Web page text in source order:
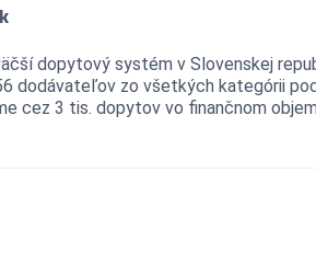
dopytový systém v Slovenskej
dodávateľov zo všetkých kategórii
cez 3 tis. dopytov vo finančnom